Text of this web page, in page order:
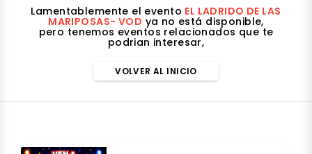
Lamentablemente el evento EL LADRIDO DE LAS
MARIPOSAS- VOD ya no está disponible,
pero tenemos eventos relacionados que te
podrian interesar,
VOLVER AL INICIO